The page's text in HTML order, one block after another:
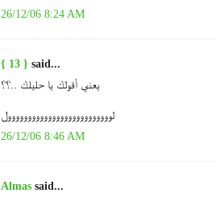
26/12/06 8:24 AM
{ 13 } said...
يعني أقولك يا حليلك ..؟؟
لوووووووووووووووووووووووووول
26/12/06 8:46 AM
Almas said...